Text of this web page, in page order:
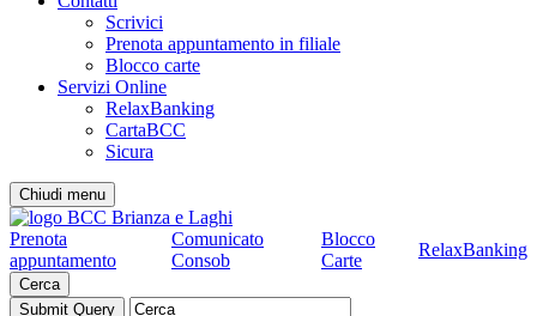
Scrivici
Prenota appuntamento in filiale
Blocco carte
Servizi Online
RelaxBanking
CartaBCC
Sicura
Chiudi menu
Prenota
appuntamento
Comunicato
Consob
Blocco
Carte
RelaxBanking
Cerca